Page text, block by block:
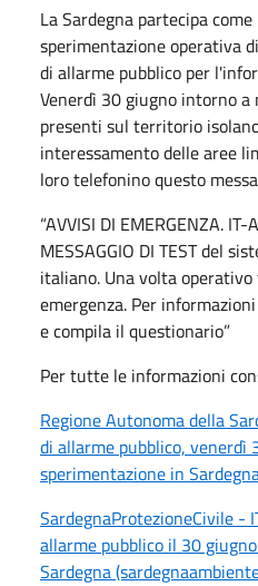
La Sardegna partecipa
sperimentazione operativa
di allarme pubblico per
Venerdì 30 giugno intorno a
presenti sul territorio
interessamento delle aree
loro telefonino questo
“AVVISI DI EMERGENZA.
MESSAGGIO DI TEST del
italiano. Una volta
emergenza. Per
e compila il questionario”
Per tutte le informazioni
Regione Autonoma della
di allarme pubblico, venerdì
sperimentazione in
SardegnaProtezioneCivile -
allarme pubblico il 30
Sardegna